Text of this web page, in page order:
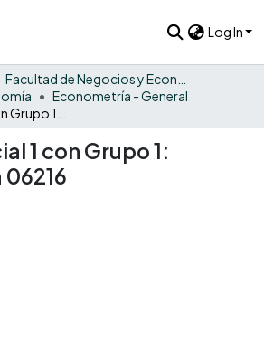
Log In
Econometría - General
1 con Grupo 1: